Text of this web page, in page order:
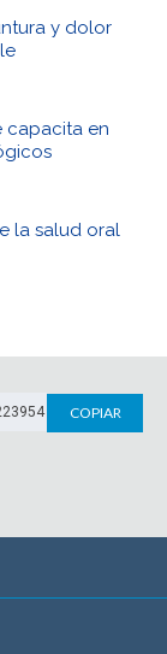
y dolor
capacita en
la salud oral
COPIAR